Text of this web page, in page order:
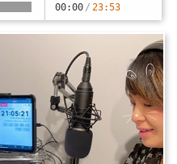
00:00 / 23:53